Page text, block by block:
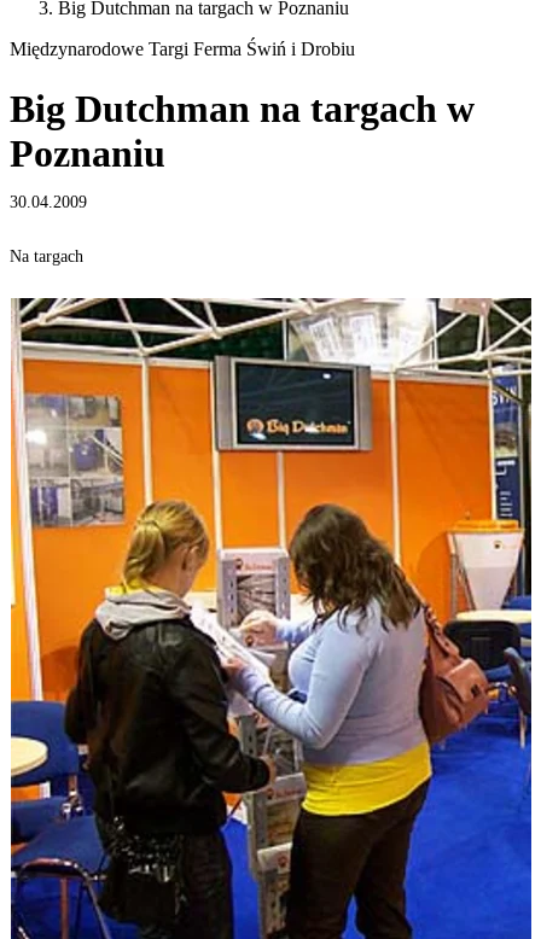
Big Dutchman na targach w Poznaniu
Międzynarodowe Targi Ferma Świń i Drobiu
Big Dutchman na targach w
Poznaniu
30.04.2009
Na targach